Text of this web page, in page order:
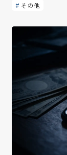
その他